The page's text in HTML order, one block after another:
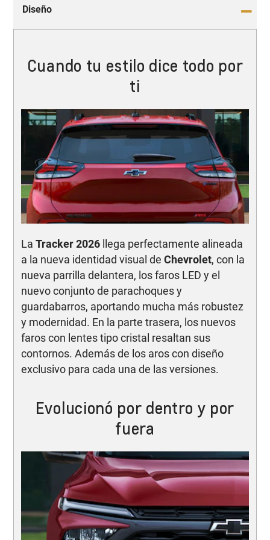
Diseño
Cuando tu estilo dice todo por
ti
La Tracker 2026llega perfectamente alineada
a la nueva identidad visual de Chevrolet, con la
nueva parrilla delantera, los faros LED y el
nuevo conjunto de parachoques y
guardabarros, aportando mucha más robustez
y modernidad. En la parte trasera, los nuevos
faros con lentes tipo cristal resaltan sus
contornos. Además de los aros con diseño
exclusivo para cada una de las versiones.
Evolucionó por dentro y por
fuera